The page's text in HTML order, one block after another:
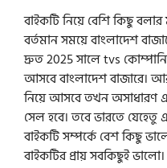
বাইকটি নিয়ে বেশি কিছু
বর্তমান সময়ে বাংলাদেশ
দ্রুত 2025 সালে tvs
আসবে বাংলাদেশ বাজারে।
নিয়ে আসবে তখন অসাধারণ
সেল হবে। তবে ভারতে
বাইকটি সম্পর্কে বেশ কিছু
বাইকটির প্রায় সবকিছুই ভালো।